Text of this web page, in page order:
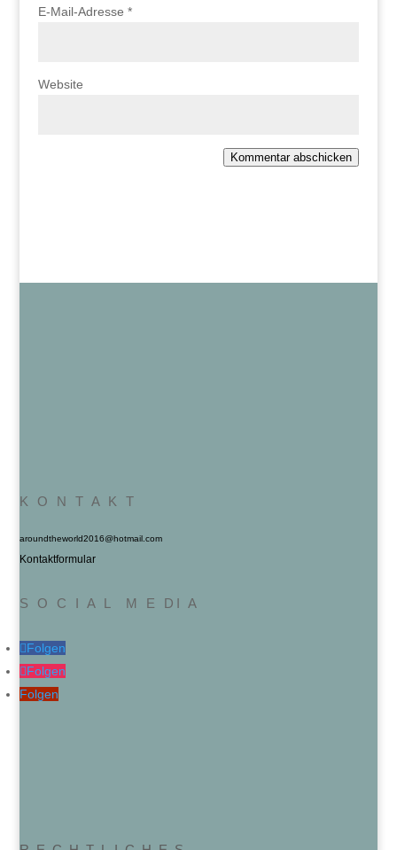
E-Mail-Adresse *
Website
Kommentar abschicken
K O N T A K T
aroundtheworld2016@hotmail.com
Kontaktformular
S O C I A L M E DI A
Folgen
Folgen
Folgen